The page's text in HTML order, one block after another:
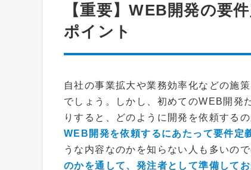
【重要】WEB開発の要
ポイント
自社の事業拡大や業務効率化などの施
でしょう。しかし、初めてのWEB開発
りすると、どのように開発を依頼する
WEB開発を依頼するにあたって要件定
うな内容なのかを知らない人も多いの
のかを通して、発注者として準備して